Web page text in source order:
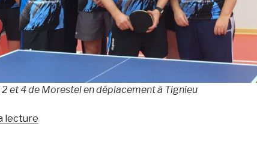
et 4 de Morestel en déplacement à Tignieu
lecture